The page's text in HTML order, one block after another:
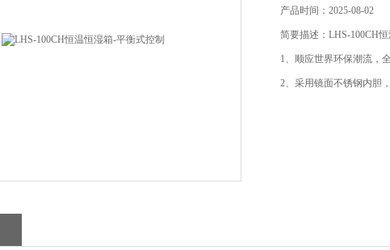
产品时间：2025-08-02
简要描述：LHS-100CH
1、顺应世界环保潮流，
2、采用镜面不锈钢内胆